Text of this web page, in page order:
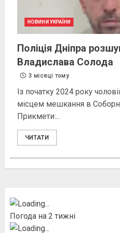
НОВИНИ УКРАЇНИ
Поліція Дніпра
Владислава Солода
3 місяці тому
Із початку 2024 року
місцем мешкання в
Прикмети:...
ЧИТАТИ
Погода на 2 тижні